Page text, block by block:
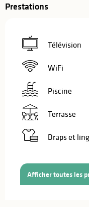
Prestations
Télévision
WiFi
Piscine
Terrasse
Draps et
Afficher toutes les